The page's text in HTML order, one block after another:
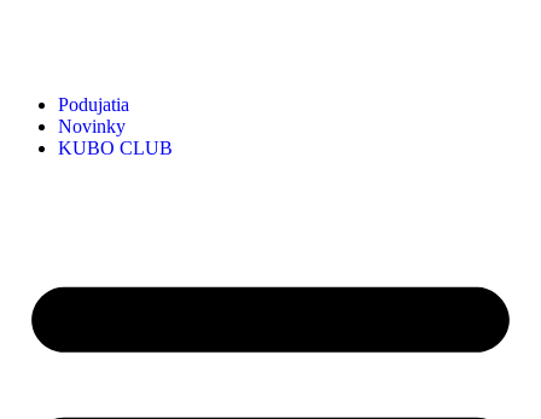
Podujatia
Novinky
KUBO CLUB